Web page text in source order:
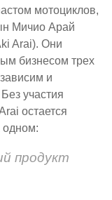
мотоциклов,
Мичио Арай
Arai). Они
бизнесом трех
и
участия
остается
одном:
продукт